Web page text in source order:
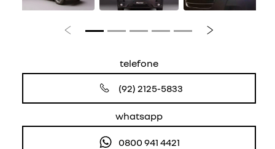
Anterior Próximo
telefone
(92) 2125-5833
whatsapp
0800 941 4421